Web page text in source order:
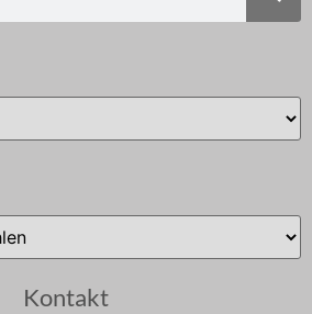
Kontakt